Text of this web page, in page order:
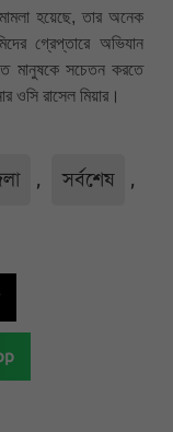
হয়েছে, তার অনেক
গ্রেপ্তারে অভিযান
মানুষকে সচেতন করতে
ওসি রাসেল মিয়ার।
, সর্বশেষ ,